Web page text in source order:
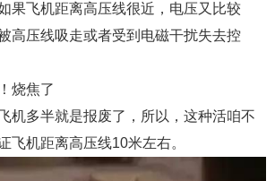
飞机距离高压线很近，电压又比较
高压线吸走或者受到电磁干扰失去控
烧焦了
多半就是报废了，所以，这种活咱不
飞机距离高压线10米左右。